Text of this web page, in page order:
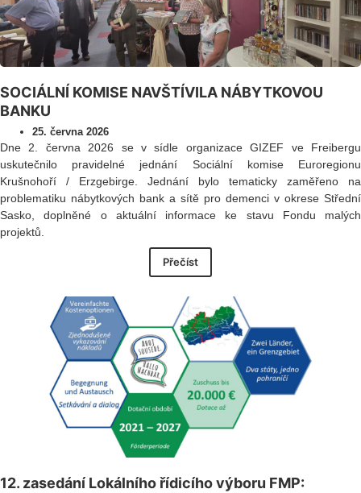
SOCIÁLNÍ KOMISE NAVŠTÍVILA NÁBYTKOVOU
BANKU
25. června 2026
Dne 2. června 2026 se v sídle organizace GIZEF ve Freibergu
uskutečnilo pravidelné jednání Sociální komise Euroregionu
Krušnohoří / Erzgebirge. Jednání bylo tematicky zaměřeno na
problematiku nábytkových bank a sítě pro demenci v okrese Střední
Sasko, doplněné o aktuální informace ke stavu Fondu malých
projektů.
Přečíst
12. zasedání Lokálního řídicího výboru FMP: